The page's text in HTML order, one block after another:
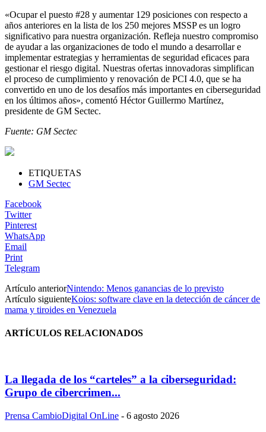
«Ocupar el puesto #28 y aumentar 129 posiciones con respecto a
años anteriores en la lista de los 250 mejores MSSP es un logro
significativo para nuestra organización. Refleja nuestro compromiso
de ayudar a las organizaciones de todo el mundo a desarrollar e
implementar estrategias y herramientas de seguridad eficaces para
gestionar el riesgo digital. Nuestras ofertas innovadoras simplifican
el proceso de cumplimiento y renovación de PCI 4.0, que se ha
convertido en uno de los desafíos más importantes en ciberseguridad
en los últimos años», comentó Héctor Guillermo Martínez,
presidente de GM Sectec.
Fuente: GM Sectec
ETIQUETAS
GM Sectec
Facebook
Twitter
Pinterest
WhatsApp
Email
Print
Telegram
Artículo anteriorNintendo: Menos ganancias de lo previsto
Artículo siguienteKoios: software clave en la detección de cáncer de
mama y tiroides en Venezuela
ARTÍCULOS RELACIONADOS
La llegada de los “carteles” a la ciberseguridad:
Grupo de cibercrimen...
Prensa CambioDigital OnLine - 6 agosto 2026